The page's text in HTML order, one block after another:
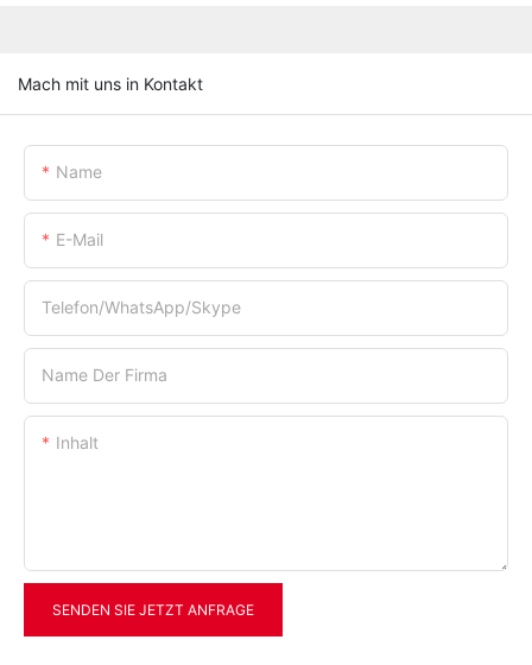
Mach mit uns in Kontakt
Name
E-Mail
Telefon/WhatsApp/Skype
Name Der Firma
Inhalt
SENDEN SIE JETZT ANFRAGE